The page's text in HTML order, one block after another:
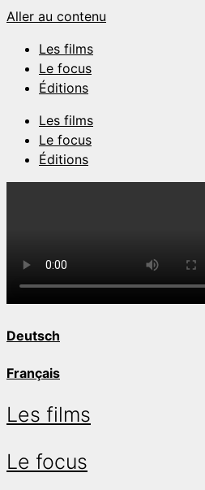
Aller au contenu
Les films
Le focus
Éditions
Les films
Le focus
Éditions
Deutsch
Français
Les films
Le focus